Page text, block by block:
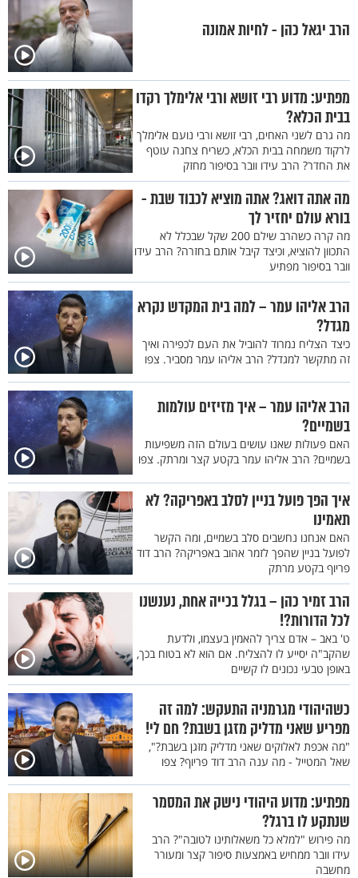
הרב יגאל כהן - לחיות אמונה
מפתיע: מדוע רבי זושא ורבי אלימלך רקדו
בבית הכלא?
מה גרם לשני האחים, רבי זושא ורבי נועם אלימלך
לרקוד משמחה בבית הכלא, כשריח צחנה עוטף
את החדר? הרב עידו וובר בסיפור מחזק
מה אתה דואג? אתה מוציא לכבוד שבת -
בורא עולם יחזיר לך
מה קרה כשהרב שילם 200 שקל שבכלל לא
התכוון להוציא, וכיצד קיבל אותם בחזרה? הרב עידו
וובר בסיפור מפתיע
הרב אליהו עמר – למה בית המקדש נקרא
מגדל?
כיצד הצליח נמרוד להוביל את העם לכפירה ואיך
זה מתקשר למגדל? הרב אליהו עמר מסביר. צפו
הרב אליהו עמר – איך מזיזים עולמות
בשמיים?
האם פעולות שאנו עושים בעולם הזה משפיעות
בשמיים? הרב אליהו עמר בקטע קצר ומרתק. צפו
איך הפך פועל בניין לסלב באפריקה? לא
תאמינו
האם אנחנו נחשבים סלב בשמיים, ומה הקשר
לפועל בניין שהפך לזמר אהוב באפריקה? הרב דוד
פריוף בקטע מרתק
הרב זמיר כהן – בגלל בכייה אחת, נענשנו
לכל הדורות?!
ט' באב – אדם צריך להאמין בעצמו, ולדעת
שהקב"ה יסייע לו להצליח. אם הוא לא בטוח בכך,
באופן טבעי נכונים לו קשיים
כשהיהודי מגרמניה התעקש: למה זה
מפריע שאני מדליק מזגן בשבת? חם לי!
"מה אכפת לאלוקים שאני מדליק מזגן בשבת?",
שאל המטייל - מה ענה הרב דוד פריוף? צפו
מפתיע: מדוע היהודי נישק את המסמר
שנתקע לו ברגל?
מה פירוש "למלא כל משאלותינו לטובה"? הרב
עידו וובר ממחיש באמצעות סיפור קצר ומעורר
מחשבה